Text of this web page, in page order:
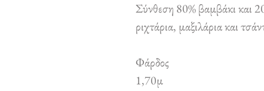
Σύνθεση 80% βαμβάκι και
ριχτάρια, μαξιλάρια και
Φάρδος
1,70μ